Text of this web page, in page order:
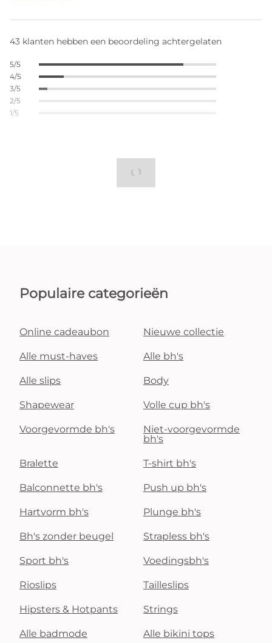
43 klanten hebben een beoordeling achtergelaten
5/5
4/5
3/5
2/5
1/5
Populaire categorieën
Online cadeaubon Nieuwe collectie
Alle must-haves Alle bh's
Alle slips Body
Shapewear Volle cup bh's
Voorgevormde bh's
Niet-voorgevormde
bh's
Bralette T-shirt bh's
Balconnette bh's Push up bh's
Hartvorm bh's Plunge bh's
Bh's zonder beugel Strapless bh's
Sport bh's Voedingsbh's
Rioslips Tailleslips
Hipsters & Hotpants Strings
Alle badmode Alle bikini tops